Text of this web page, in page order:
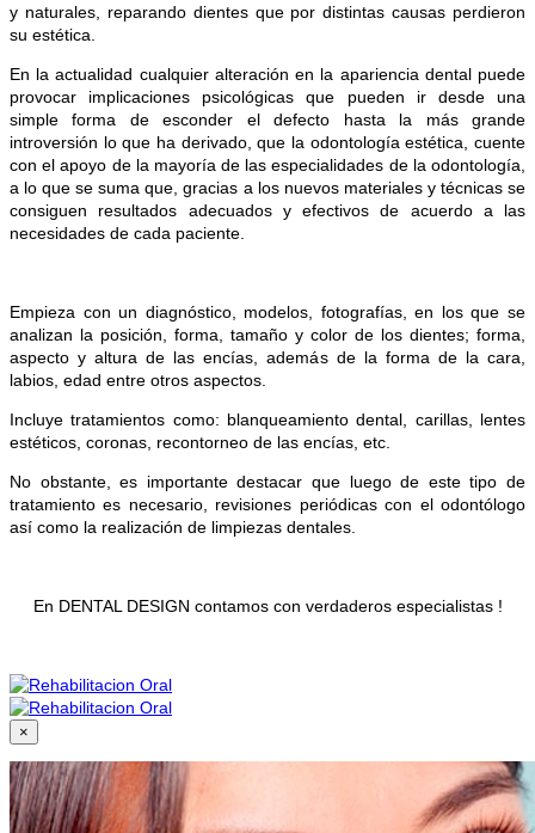
y naturales, reparando dientes que por distintas causas perdieron
su estética.
En la actualidad cualquier alteración en la apariencia dental puede
provocar implicaciones psicológicas que pueden ir desde una
simple forma de esconder el defecto hasta la más grande
introversión lo que ha derivado, que la odontología estética, cuente
con el apoyo de la mayoría de las especialidades de la odontología,
a lo que se suma que, gracias a los nuevos materiales y técnicas se
consiguen resultados adecuados y efectivos de acuerdo a las
necesidades de cada paciente.
Empieza con un diagnóstico, modelos, fotografías, en los que se
analizan la posición, forma, tamaño y color de los dientes; forma,
aspecto y altura de las encías, además de la forma de la cara,
labios, edad entre otros aspectos.
Incluye tratamientos como: blanqueamiento dental, carillas, lentes
estéticos, coronas, recontorneo de las encías, etc.
No obstante, es importante destacar que luego de este tipo de
tratamiento es necesario, revisiones periódicas con el odontólogo
así como la realización de limpiezas dentales.
En DENTAL DESIGN contamos con verdaderos especialistas !
×